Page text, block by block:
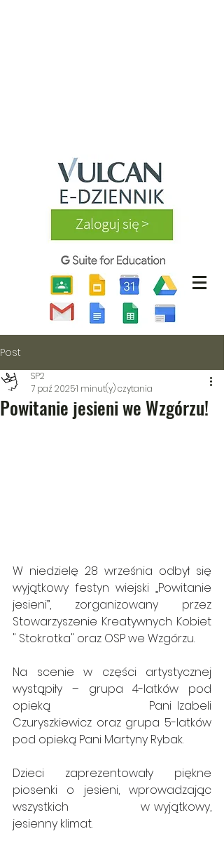
Post
Powitanie jesieni we Wzgórzu!
SP2
7 paź 20251 minut(y) czytania
W niedzielę 28 września odbył się
wyjątkowy festyn wiejski „Powitanie
jesieni”, zorganizowany przez
Stowarzyszenie Kreatywnych Kobiet
" Stokrotka" oraz OSP we Wzgórzu.
Na scenie w części artystycznej
wystąpiły – grupa 4-latków pod
opieką                  Pani Izabeli
Czuryszkiewicz oraz grupa 5-latków
pod opieką Pani Martyny Rybak.
Dzieci zaprezentowały piękne
piosenki o jesieni, wprowadzając
wszystkich                  w wyjątkowy,
jesienny klimat.